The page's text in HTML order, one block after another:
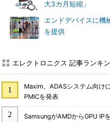
大3カ月短縮」
エンドデバイスに機
を提供
エレクトロニクス 記事ランキ
Maxim、ADASシステム向け
PMICを発表
SamsungがAMDからGPU IP